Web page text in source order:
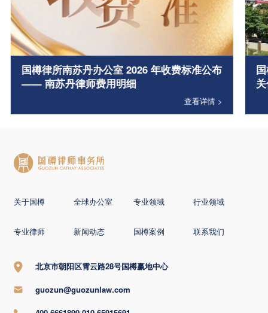
国樽律所南苏丹办公室 2026 年收费标准公布
—— 南苏丹律师费用明细
查看详情 >
关于国樽 全球办公室 专业领域 行业领域
专业律师 新闻动态 国樽案例 联系我们
北京市朝阳区霄云路28号国樽赢地中心
guozun@guozunlaw.com